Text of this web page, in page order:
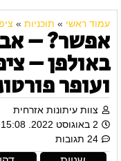
עמוד ראשי » תוכניות »
אפשר? –
באולפן –
ועופר
צוות עיתונות אזרחית
2 באוגוסט 2022. 15:08
24 תגובות